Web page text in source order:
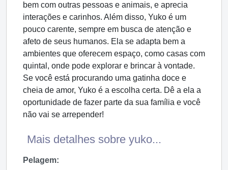
bem com outras pessoas e animais, e aprecia
interações e carinhos. Além disso, Yuko é um
pouco carente, sempre em busca de atenção e
afeto de seus humanos. Ela se adapta bem a
ambientes que oferecem espaço, como casas com
quintal, onde pode explorar e brincar à vontade.
Se você está procurando uma gatinha doce e
cheia de amor, Yuko é a escolha certa. Dê a ela a
oportunidade de fazer parte da sua família e você
não vai se arrepender!
Mais detalhes sobre yuko...
Pelagem: